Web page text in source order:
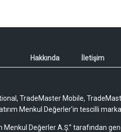
Hakkında İletişim
TradeMaster Mobile,
Menkul Değerler'in tescilli
Menkul Değerler A.Ş.” tarafından